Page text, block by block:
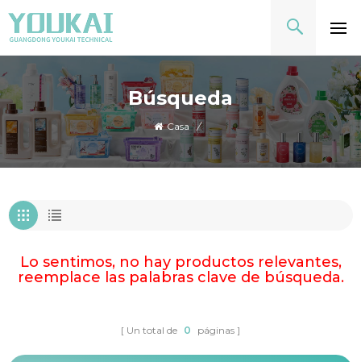
Búsqueda
Casa /
Lo sentimos, no hay productos relevantes,
reemplace las palabras clave de búsqueda.
Un total de 0 páginas